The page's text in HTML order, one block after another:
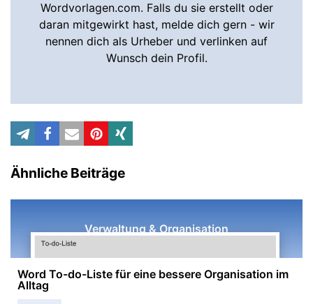
Wordvorlagen.com. Falls du sie erstellt oder
daran mitgewirkt hast, melde dich gern - wir
nennen dich als Urheber und verlinken auf
Wunsch dein Profil.
Ähnliche Beiträge
Verwaltung & Organisation
Word To-do-Liste für eine bessere Organisation im
Alltag